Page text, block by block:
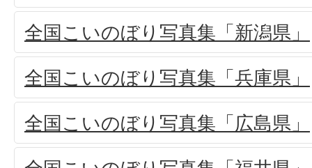
全国こいのぼり写真集「新潟県」
全国こいのぼり写真集「兵庫県」
全国こいのぼり写真集「広島県」